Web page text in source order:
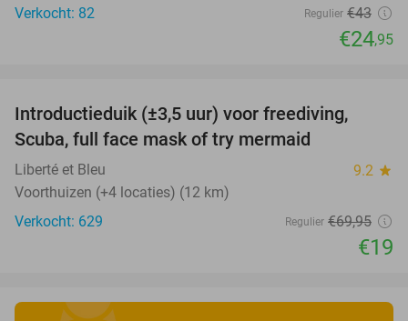
Verkocht: 82
Regulier €43
€24,95
Introductieduik (±3,5 uur) voor freediving,
Scuba, full face mask of try mermaid
Liberté et Bleu 9.2 star
Voorthuizen (+4 locaties) (12 km)
Verkocht: 629
Regulier €69,95
€19